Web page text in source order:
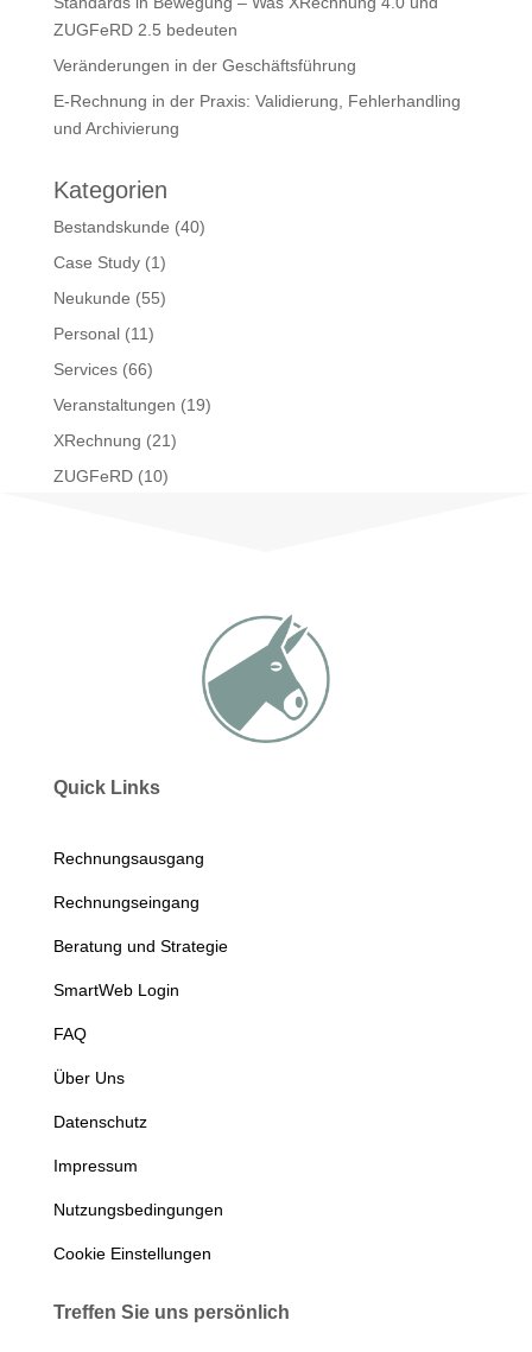
ZUGFeRD 2.5 bedeuten
Veränderungen in der Geschäftsführung
E‑Rechnung in der Praxis: Validierung, Fehlerhandling
und Archivierung
Kategorien
Bestandskunde (40)
Case Study(1)
Neukunde (55)
Personal(11)
Services(66)
Veranstaltungen (19)
XRechnung (21)
ZUGFeRD(10)
Quick Links
Rechnungsausgang
Rechnungseingang
Beratung und Strategie
SmartWeb Login
FAQ
Über Uns
Datenschutz
Impressum
Nutzungsbedingungen
Cookie Einstellungen
Treffen Sie uns persönlich